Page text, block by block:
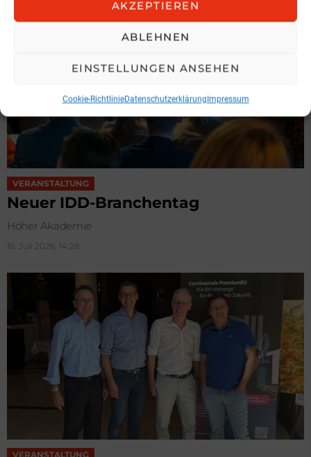
AKZEPTIEREN
ABLEHNEN
EINSTELLUNGEN ANSEHEN
Cookie-RichtlinieDatenschutzerklärungImpressum
VERANSTALTUNG
Neuer IDD-Branchentag
Höher Akademie
16. Juli 2026, 14:28
VERANSTALTUNG